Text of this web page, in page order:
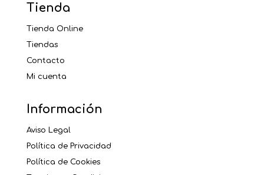
Tienda
Tienda Online
Tiendas
Contacto
Mi cuenta
Información
Aviso Legal
Política de Privacidad
Política de Cookies